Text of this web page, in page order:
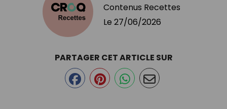
Contenus Recettes
Le 27/06/2026
PARTAGER CET ARTICLE SUR